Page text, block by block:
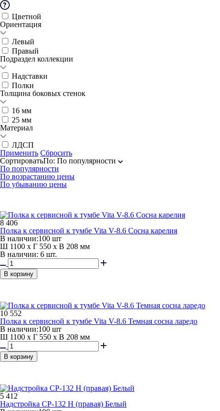
Цветной
Ориентация
Левый
Правый
Подраздел коллекции
Надставки
Полки
Толщина боковых стенок
16 мм
25 мм
Материал
ЛДСП
Применить Сбросить
СортироватьПо: По популярности
По популярности
По возрастанию цены
По убыванию цены
8 406
Полка к сервисной к тумбе Vita V-8.6 Сосна карелия
В наличии:100 шт
Ш 1100 x Г 550 x В 208 мм
В наличии: 6 шт.
В корзину
10 552
Полка к сервисной к тумбе Vita V-8.6 Темная сосна ларедо
В наличии:100 шт
Ш 1100 x Г 550 x В 208 мм
В корзину
5 412
Надстройка СР-132 Н (правая) Белый